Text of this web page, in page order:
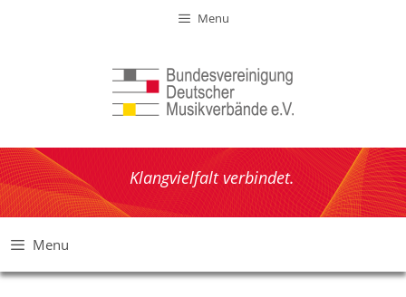
Menu
Klangvielfalt verbindet.
Menu